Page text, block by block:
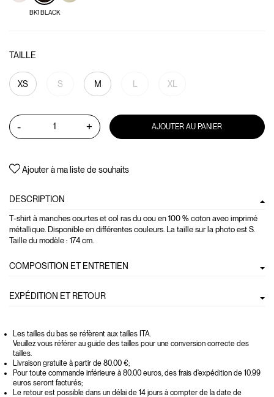
BK1 BLACK
TAILLE
XS S M XL
- + AJOUTER AU PANIER
Ajouter à ma liste de souhaits
DESCRIPTION
T-shirt à manches courtes et col ras du cou en 100 % coton avec imprimé
métallique. Disponible en différentes couleurs. La taille sur la photo est S.
Taille du modèle : 174 cm.
COMPOSITION ET ENTRETIEN
EXPÉDITION ET RETOUR
Les tailles du bas se réfèrent aux tailles ITA.
Veuillez vous référer au guide des tailles pour une conversion correcte des
tailles.
Livraison gratuite à partir de 80.00 €;
Pour toute commande inférieure à 80.00 euros, des frais d'expédition de 10.99
euros seront facturés;
Le retour est possible dans un délai de 14 jours à compter de la date de